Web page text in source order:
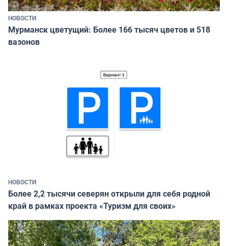
НОВОСТИ
Мурманск цветущий: Более 166 тысяч цветов и 518
вазонов
НОВОСТИ
Более 2,2 тысячи северян открыли для себя родной
край в рамках проекта «Туризм для своих»